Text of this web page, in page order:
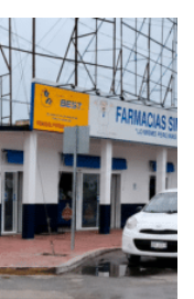
asistieron
, encabezadas por
y el Deporte, Nadia
la presidenta
Hernández.
deportivo que